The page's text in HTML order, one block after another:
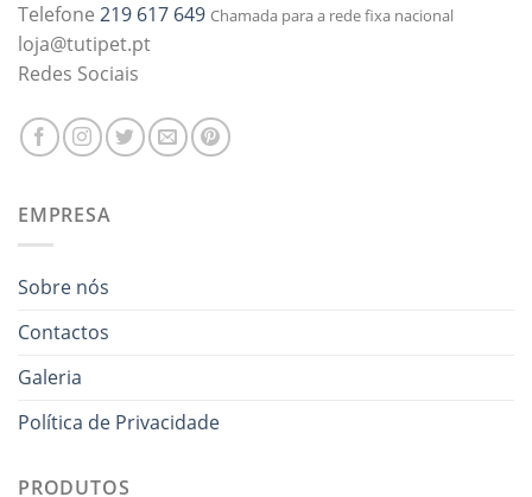
Telefone 219 617 649 Chamada para a rede fixa nacional
loja@tutipet.pt
Redes Sociais
EMPRESA
Sobre nós
Contactos
Galeria
Política de Privacidade
PRODUTOS